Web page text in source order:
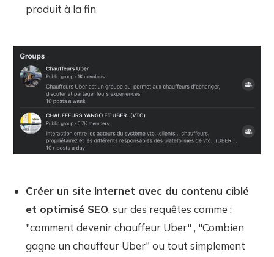
produit à la fin
Créer un site Internet avec du contenu ciblé
et optimisé SEO, sur des requêtes comme :
"comment devenir chauffeur Uber" , "Combien
gagne un chauffeur Uber" ou tout simplement